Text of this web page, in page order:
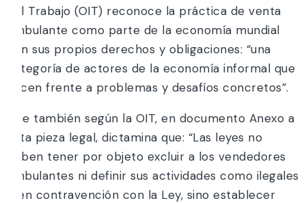
del Trabajo (OIT) reconoce la práctica de venta
ambulante como parte de la economía mundial
con sus propios derechos y obligaciones: “una
categoría de actores de la economía informal que
hacen frente a problemas y desafíos concretos”.
Que también según la OIT, en documento Anexo a
esta pieza legal, dictamina que: “Las leyes no
deben tener por objeto excluir a los vendedores
ambulantes ni definir sus actividades como ilegales
o en contravención con la Ley, sino establecer